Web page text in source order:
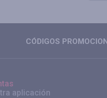
CÓDIGOS
aplicación